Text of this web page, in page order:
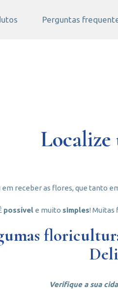
Perguntas
em receber as flores, que tanto
possívele muito simples! Muitas
Verifique a sua